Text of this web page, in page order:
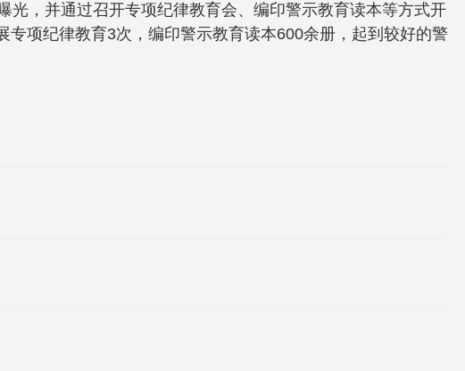
光，并通过召开专项纪律教育会、编印警示教育读本等方式开
项纪律教育3次，编印警示教育读本600余册，起到较好的警